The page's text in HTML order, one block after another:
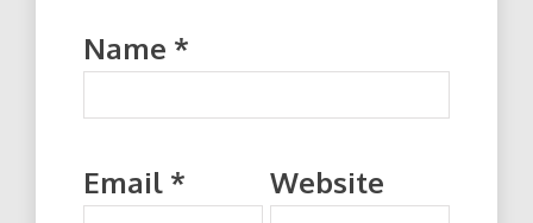
Name *
Email * Website